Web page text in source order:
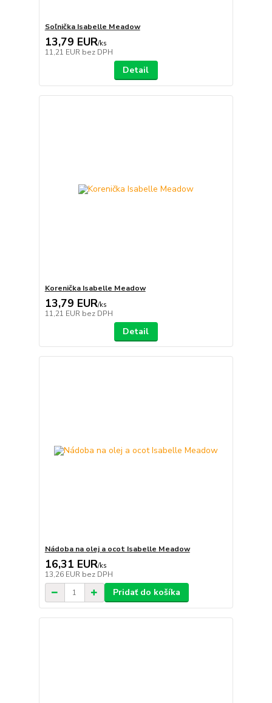
Soľnička Isabelle Meadow
13,79 EUR/ks
11,21 EUR bez DPH
Detail
Korenička Isabelle Meadow
13,79 EUR/ks
11,21 EUR bez DPH
Detail
Nádoba na olej a ocot Isabelle Meadow
16,31 EUR/ks
13,26 EUR bez DPH
Pridať do košíka